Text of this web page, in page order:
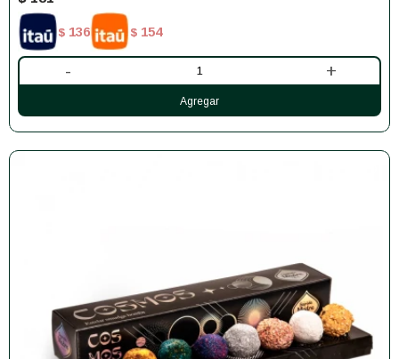
$ 136 $ 154
- +